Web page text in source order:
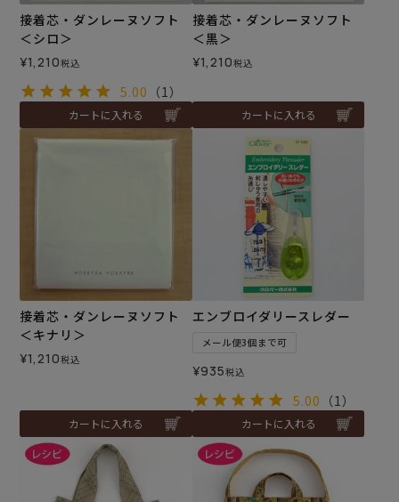
接着芯・ダンレーヌソフト
＜シロ＞
¥1,210税込
5.00 （1）
カートに入れる
接着芯・ダンレーヌソフト
＜黒＞
¥1,210税込
カートに入れる
接着芯・ダンレーヌソフト
＜キナリ＞
¥1,210税込
カートに入れる
エンブロイダリースレダー
メール便3個まで可
¥935税込
5.00 （1）
カートに入れる